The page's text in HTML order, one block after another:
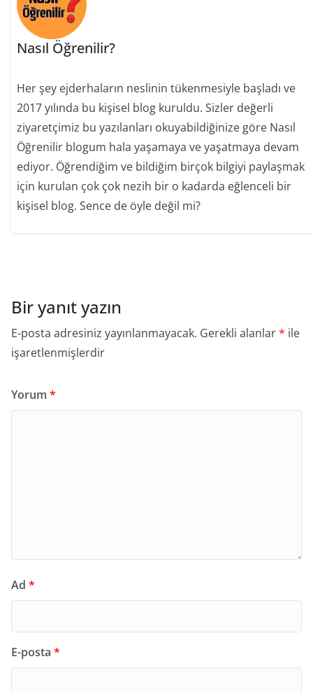
Nasıl Öğrenilir?
Her şey ejderhaların neslinin tükenmesiyle başladı ve
2017 yılında bu kişisel blog kuruldu. Sizler değerli
ziyaretçimiz bu yazılanları okuyabildiğinize göre Nasıl
Öğrenilir blogum hala yaşamaya ve yaşatmaya devam
ediyor. Öğrendiğim ve bildiğim birçok bilgiyi paylaşmak
için kurulan çok çok nezih bir o kadarda eğlenceli bir
kişisel blog. Sence de öyle değil mi?
Bir yanıt yazın
E-posta adresiniz yayınlanmayacak. Gerekli alanlar* ile
işaretlenmişlerdir
Yorum *
Ad *
E-posta *